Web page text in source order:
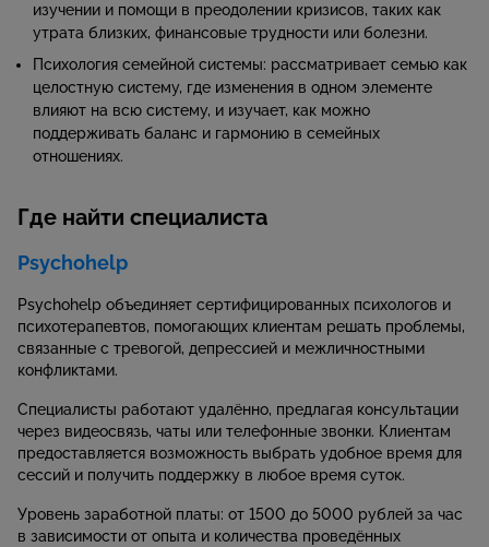
изучении и помощи в преодолении кризисов, таких как
утрата близких, финансовые трудности или болезни.
Психология семейной системы: рассматривает семью как
целостную систему, где изменения в одном элементе
влияют на всю систему, и изучает, как можно
поддерживать баланс и гармонию в семейных
отношениях.
Где найти специалиста
Psychohelp
Psychohelp объединяет сертифицированных психологов и
психотерапевтов, помогающих клиентам решать проблемы,
связанные с тревогой, депрессией и межличностными
конфликтами.
Специалисты работают удалённо, предлагая консультации
через видеосвязь, чаты или телефонные звонки. Клиентам
предоставляется возможность выбрать удобное время для
сессий и получить поддержку в любое время суток.
Уровень заработной платы: от 1500 до 5000 рублей за час
в зависимости от опыта и количества проведённых